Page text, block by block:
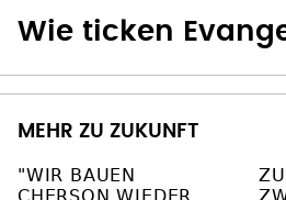
Wie ticken
MEHR ZU ZUKUNFT
"WIR BAUEN